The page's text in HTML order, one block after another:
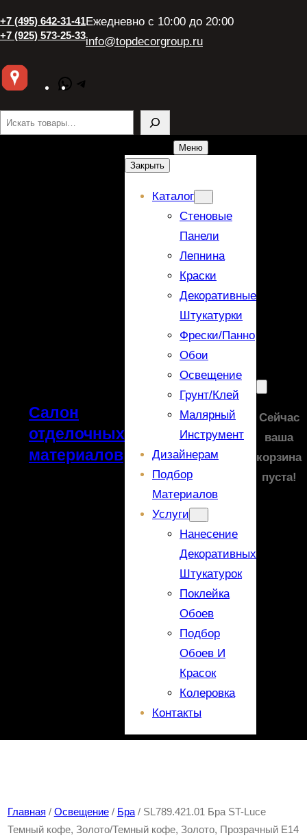
+7 (495) 642-31-41
+7 (925) 573-25-33
Ежедневно с 10:00 до 20:00
info@topdecorgroup.ru
WhatsApp
Поиск
Салон
отделочных
материалов
Меню
Закрыть
Каталог
Стеновые
Панели
Лепнина
Краски
Декоративные
Штукатурки
Фрески/панно
Обои
Освещение
Грунт/Клей
Малярный
Инструмент
Дизайнерам
Подбор
Материалов
Услуги
Нанесение
Декоративных
Штукатурок
Поклейка
Обоев
Подбор
Обоев И
Красок
Колеровка
Контакты
Сейчас
ваша
корзина
пуста!
Главная / Освещение/ Бра/ SL789.421.01 Бра ST-Luce
Темный кофе, Золото/Темный кофе, Золото, Прозрачный E14